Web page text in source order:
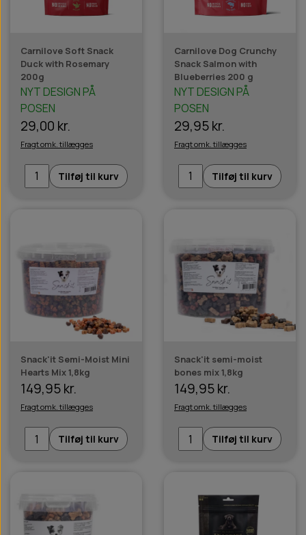
Carnilove Soft Snack
Duck with Rosemary
200g
NYT DESIGN PÅ
POSEN
29,00 kr.
Fragt omk. tillægges
Tilføj til kurv
Carnilove Dog Crunchy
Snack Salmon with
Blueberries 200 g
NYT DESIGN PÅ
POSEN
29,95 kr.
Fragt omk. tillægges
Tilføj til kurv
Snack'it Semi-Moist Mini
Hearts Mix 1,8kg
149,95 kr.
Fragt omk. tillægges
Tilføj til kurv
Snack'it semi-moist
bones mix 1,8kg
149,95 kr.
Fragt omk. tillægges
Tilføj til kurv